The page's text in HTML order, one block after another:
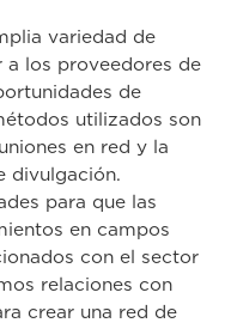
variedad de
a los proveedores de
de
utilizados son
en red y la
divulgación.
para que las
en campos
con el sector
relaciones con
crear una red de